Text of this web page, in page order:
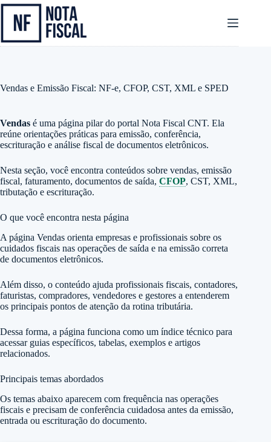
Pular
para
Vendas e Emissão Fiscal: NF-e, CFOP, CST, XML e SPED
Vendas é uma página pilar do portal Nota Fiscal CNT. Ela
reúne orientações práticas para emissão, conferência,
escrituração e análise fiscal de documentos eletrônicos.
Nesta seção, você encontra conteúdos sobre vendas, emissão
fiscal, faturamento, documentos de saída, CFOP, CST, XML,
tributação e escrituração.
O que você encontra nesta página
A página Vendas orienta empresas e profissionais sobre os
cuidados fiscais nas operações de saída e na emissão correta
de documentos eletrônicos.
Além disso, o conteúdo ajuda profissionais fiscais, contadores,
faturistas, compradores, vendedores e gestores a entenderem
os principais pontos de atenção da rotina tributária.
Dessa forma, a página funciona como um índice técnico para
acessar guias específicos, tabelas, exemplos e artigos
relacionados.
Principais temas abordados
Os temas abaixo aparecem com frequência nas operações
fiscais e precisam de conferência cuidadosa antes da emissão,
entrada ou escrituração do documento.